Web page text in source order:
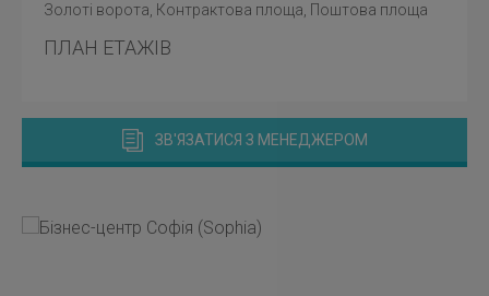
Золоті ворота, Контрактова площа, Поштова площа
ПЛАН ЕТАЖІВ
ЗВ'ЯЗАТИСЯ З МЕНЕДЖЕРОМ